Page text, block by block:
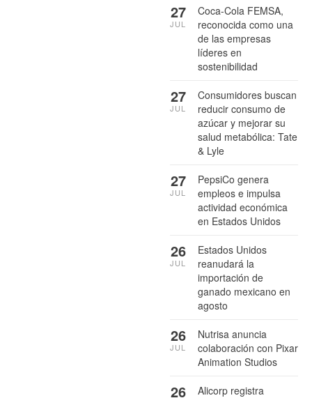
Coca-Cola FEMSA,
reconocida como una
de las empresas
líderes en
sostenibilidad
27
JUL
Consumidores buscan
reducir consumo de
azúcar y mejorar su
salud metabólica: Tate
& Lyle
27
JUL
PepsiCo genera
empleos e impulsa
actividad económica
en Estados Unidos
27
JUL
Estados Unidos
reanudará la
importación de
ganado mexicano en
agosto
26
JUL
Nutrisa anuncia
colaboración con Pixar
Animation Studios
26
JUL
Alicorp registra
26